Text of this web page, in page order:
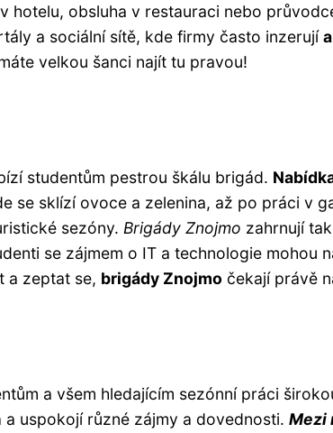
hotelu, obsluha v restauraci nebo
a sociální sítě, kde firmy často inzerují
velkou šanci najít tu pravou!
studentům pestrou škálu brigád.
se sklízí ovoce a zelenina, až po práci v
sezóny. Brigády Znojmo zahrnují
se zájmem o IT a technologie mohou
a zeptat se, brigády Znojmo čekají právě
a všem hledajícím sezónní práci
uspokojí různé zájmy a dovednosti. Mezi